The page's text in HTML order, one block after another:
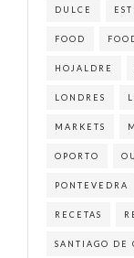
DULCE
FOOD
HOJALDRE
LONDRES
MARKETS
OPORTO
PONTEVEDRA
RECETAS
SANTIAGO DE